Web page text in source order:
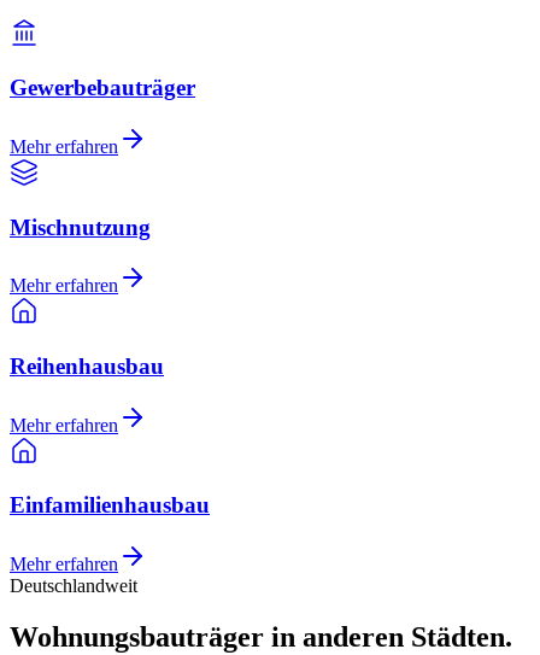
Gewerbebauträger
Mehr erfahren
Mischnutzung
Mehr erfahren
Reihenhausbau
Mehr erfahren
Einfamilienhausbau
Mehr erfahren
Deutschlandweit
Wohnungsbauträger in anderen Städten.